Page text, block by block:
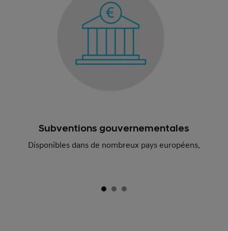
Subventions gouvernementales
Disponibles dans de nombreux pays européens.